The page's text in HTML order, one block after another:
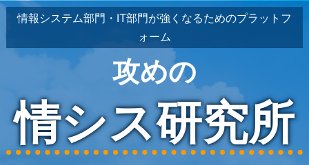
情報システム部門・IT部門が強くなるためのプラットフ
ォーム
攻めの
情シス研究所